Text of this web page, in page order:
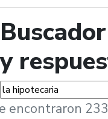
y
encontraron